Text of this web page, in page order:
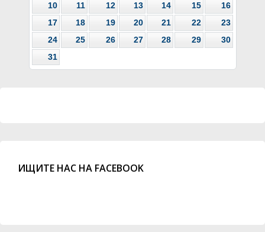
10
11 12 13 14 15
16
17
18 19 20 21 22
23
24
25 26 27 28 29
30
31
ИЩИТЕ НАС НА FACEBOOK